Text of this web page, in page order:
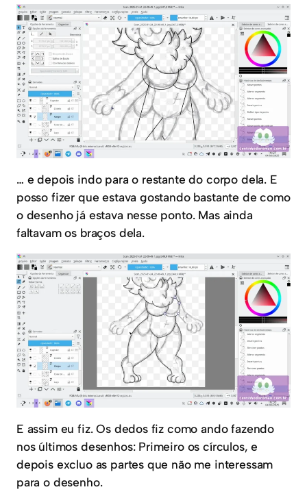
… e depois indo para o restante do corpo dela. E
posso fizer que estava gostando bastante de como
o desenho já estava nesse ponto. Mas ainda
faltavam os braços dela.
E assim eu fiz. Os dedos fiz como ando fazendo
nos últimos desenhos: Primeiro os círculos, e
depois excluo as partes que não me interessam
para o desenho.